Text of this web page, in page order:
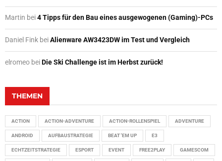
Martin bei4 Tipps für den Bau eines ausgewogenen (Gaming)-PCs
Daniel Fink beiAlienware AW3423DW im Test und Vergleich
elromeo beiDie Ski Challenge ist im Herbst zurück!
THEMEN
ACTION ACTION-ADVENTURE ACTION-ROLLENSPIEL ADVENTURE
ANDROID AUFBAUSTRATEGIE BEAT 'EM UP E3
ECHTZEITSTRATEGIE ESPORT EVENT FREE2PLAY GAMESCOM